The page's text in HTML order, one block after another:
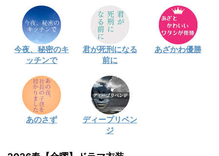
今夜、秘密のキ
ッチンで
君が死刑になる
前に
あざかわ優勝
あのさず
ディープリベン
ジ